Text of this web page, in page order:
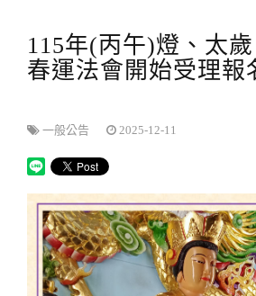
115年(丙午)燈、太
春運法會開始受理報
一般公告 2025-12-11